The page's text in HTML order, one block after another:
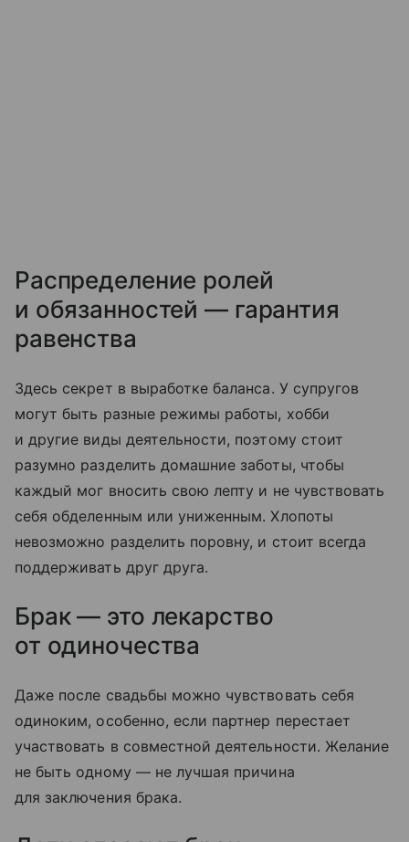
Распределение ролей
и обязанностей — гарантия
равенства
Здесь секрет в выработке баланса. У супругов
могут быть разные режимы работы, хобби
и другие виды деятельности, поэтому стоит
разумно разделить домашние заботы, чтобы
каждый мог вносить свою лепту и не чувствовать
себя обделенным или униженным. Хлопоты
невозможно разделить поровну, и стоит всегда
поддерживать друг друга.
Брак — это лекарство
от одиночества
Даже после свадьбы можно чувствовать себя
одиноким, особенно, если партнер перестает
участвовать в совместной деятельности. Желание
не быть одному — не лучшая причина
для заключения брака.